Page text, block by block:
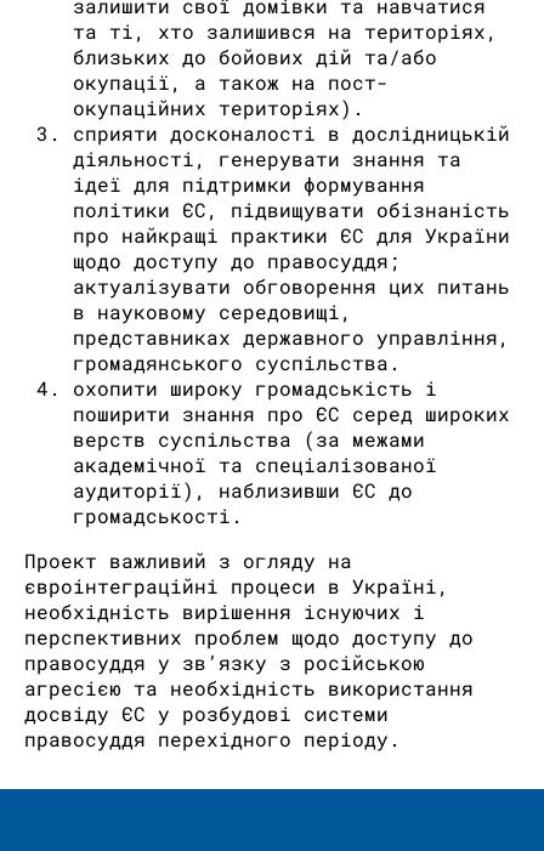
залишити свої домівки та навчатися
та ті, хто залишився на територіях,
близьких до бойових дій та/або
окупації, а також на пост-
окупаційних територіях).
сприяти досконалості в дослідницькій
діяльності, генерувати знання та
ідеї для підтримки формування
політики ЄС, підвищувати обізнаність
про найкращі практики ЄС для України
щодо доступу до правосуддя;
актуалізувати обговорення цих питань
в науковому середовищі,
представниках державного управління,
громадянського суспільства.
охопити широку громадськість і
поширити знання про ЄС серед широких
верств суспільства (за межами
академічної та спеціалізованої
аудиторії), наблизивши ЄС до
громадськості.
Проект важливий з огляду на
євроінтеграційні процеси в Україні,
необхідність вирішення існуючих і
перспективних проблем щодо доступу до
правосуддя у зв’язку з російською
агресією та необхідність використання
досвіду ЄС у розбудові системи
правосуддя перехідного періоду.